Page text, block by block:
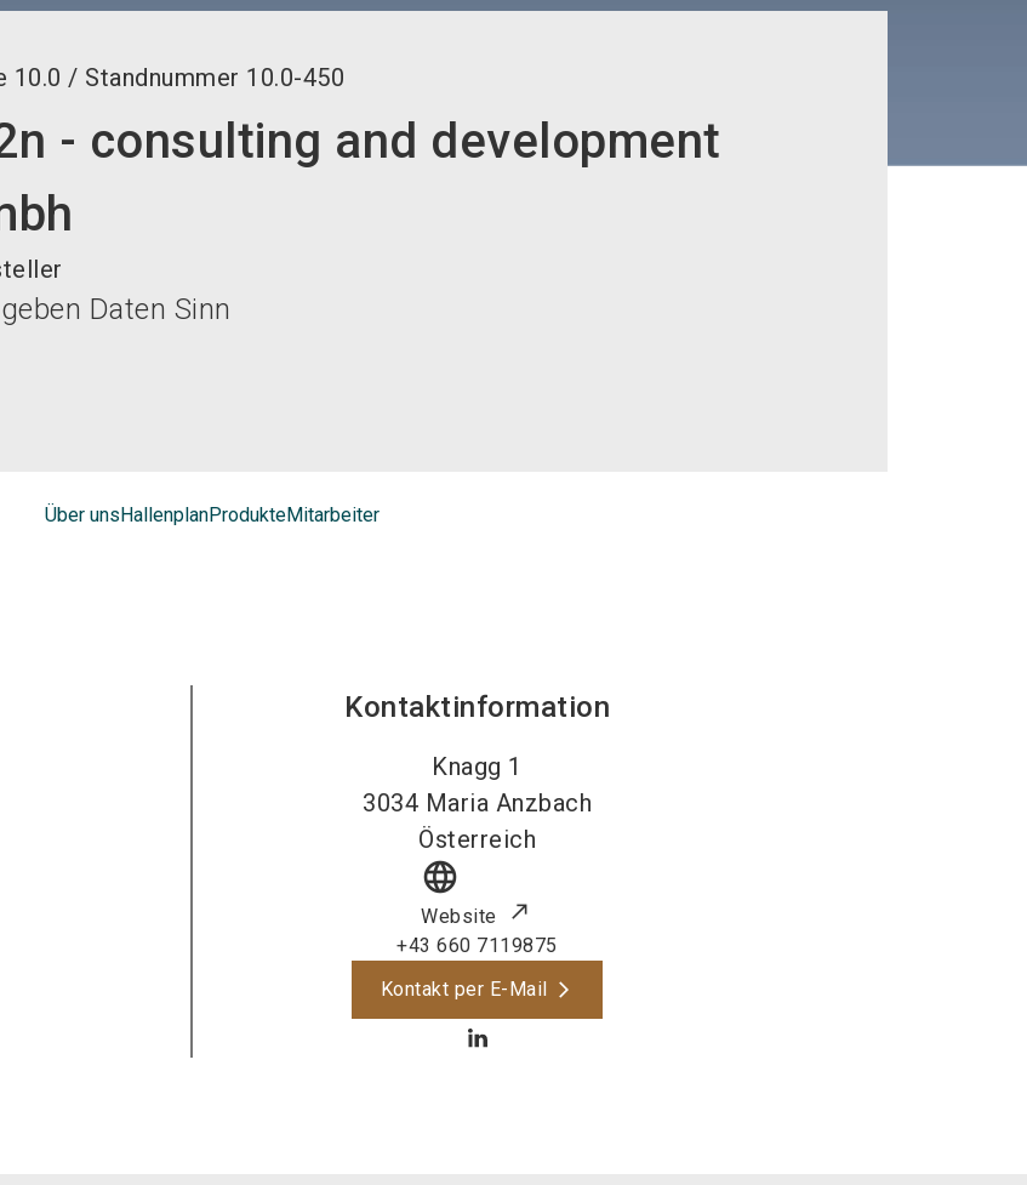
10.0 / Standnummer 10.0-450
- consulting and development
Daten Sinn
Über unsHallenplanProdukteMitarbeiter
Kontaktinformation
Knagg 1
3034 Maria Anzbach
Österreich
language
Website
+43 660 7119875
Kontakt per E-Mail